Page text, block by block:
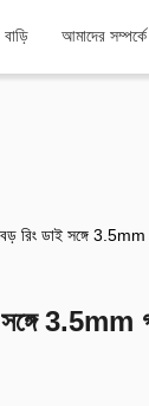
বাড়ি আমাদের সম্পর্কে
রিং ডাই সঙ্গে